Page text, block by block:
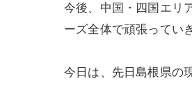
今後、中国・四国エリ
ーズ全体で頑張ってい
今日は、先日島根県の